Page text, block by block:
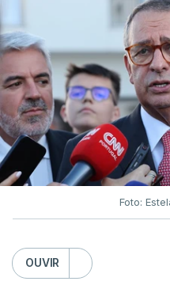
Foto:
OUVIR